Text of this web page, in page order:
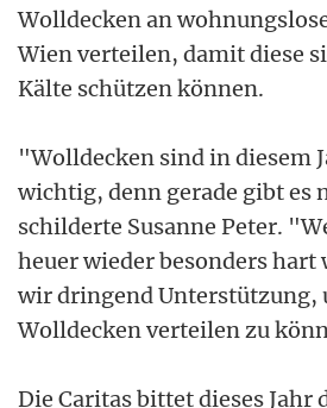
Wolldecken an
Wien verteilen, damit diese
Kälte schützen können.
"Wolldecken sind in diesem
wichtig, denn gerade gibt es
schilderte Susanne Peter.
heuer wieder besonders hart
wir dringend Unterstützung,
Wolldecken verteilen zu
Die Caritas bittet dieses Jahr